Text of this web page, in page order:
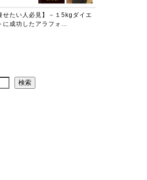
せたい人必見】－１5kgダイエ
に成功したアラフォ...
検索